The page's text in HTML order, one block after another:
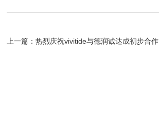
上一篇： 热烈庆祝vivitide与德润诚达成初步合作